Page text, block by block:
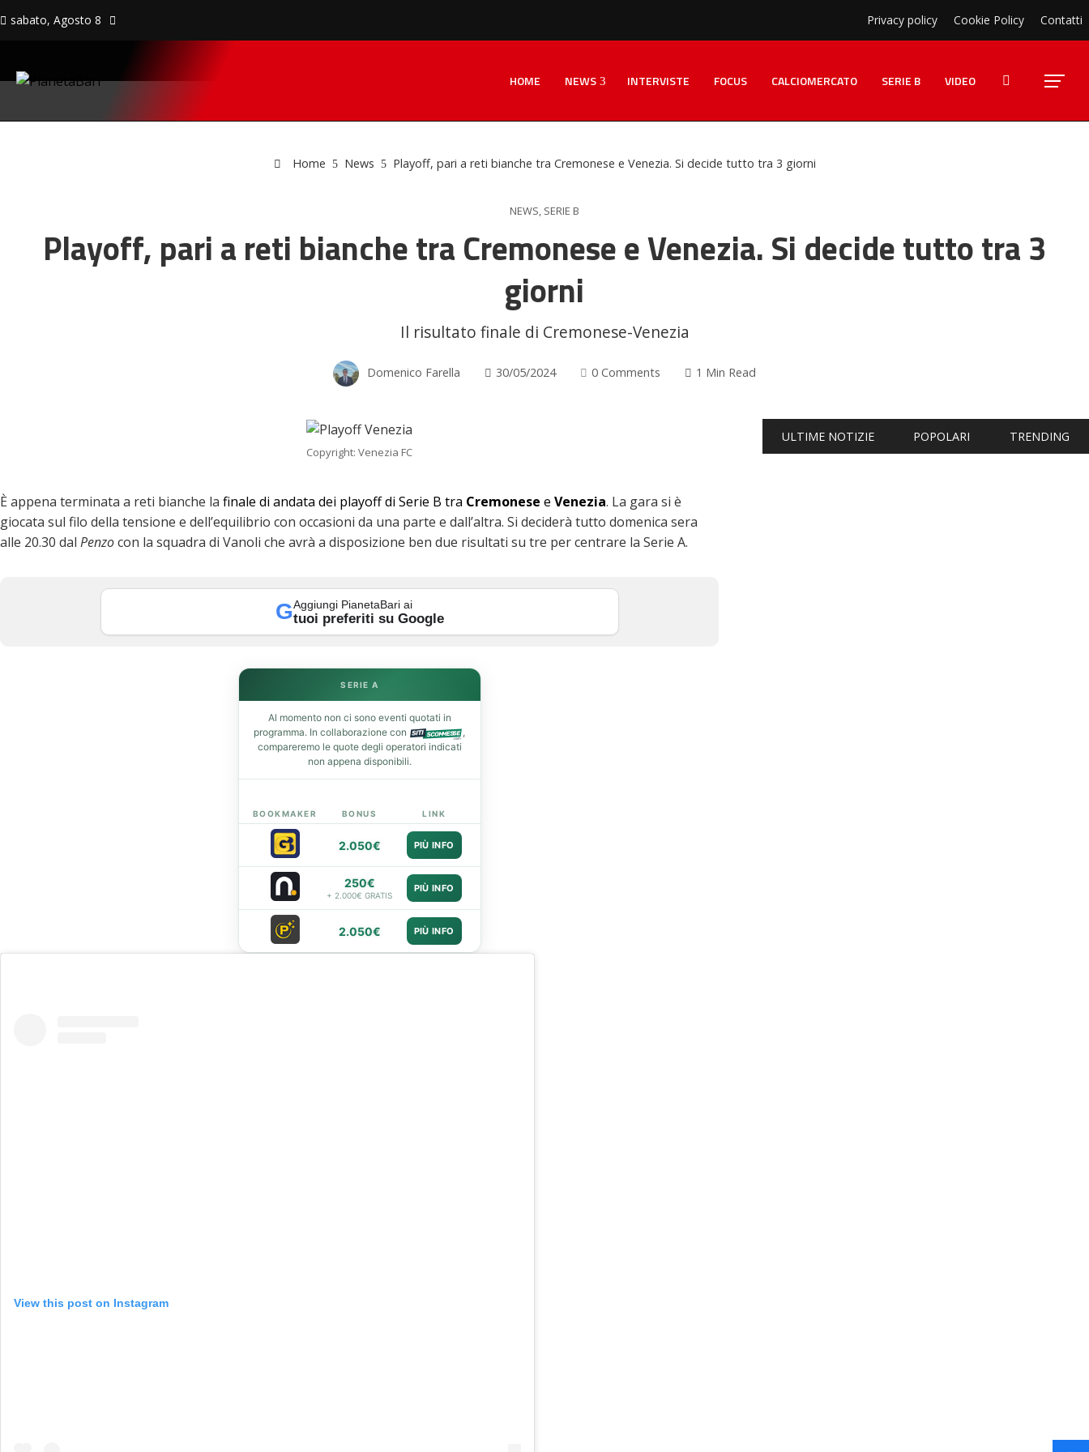
sabato, Agosto 8 Privacy policy Cookie Policy Contatti
HOME NEWS INTERVISTE FOCUS CALCIOMERCATO SERIE B VIDEO
Home News Playoff, pari a reti bianche tra Cremonese e Venezia. Si decide tutto tra 3 giorni
NEWS, SERIE B
Playoff, pari a reti bianche tra Cremonese e Venezia. Si decide tutto tra 3
giorni
Il risultato finale di Cremonese-Venezia
Domenico Farella 30/05/2024 0 Comments 1 Min Read
Copyright: Venezia FC
È appena terminata a reti bianche la finale di andata dei playoff di Serie B tra Cremonese e Venezia. La gara si è
giocata sul filo della tensione e dell’equilibrio con occasioni da una parte e dall’altra. Si deciderà tutto domenica sera
alle 20.30 dal Penzocon la squadra di Vanoli che avrà a disposizione ben due risultati su tre per centrare la Serie A.
GAggiungi PianetaBari ai
tuoi preferiti su Google
SERIE A
Al momento non ci sono eventi quotati in
programma. In collaborazione con
,
compareremo le quote degli operatori indicati
non appena disponibili.
BOOKMAKER BONUS LINK
2.050€ PIÙ INFO
250€
+ 2.000€ GRATIS
PIÙ INFO
2.050€ PIÙ INFO
View this post on Instagram
ULTIME NOTIZIE POPOLARI TRENDING